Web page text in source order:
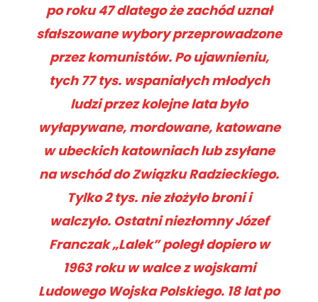
po roku 47 dlatego że zachód uznał
sfałszowane wybory przeprowadzone
przez komunistów. Po ujawnieniu,
tych 77 tys. wspaniałych młodych
ludzi przez kolejne lata było
wyłapywane, mordowane, katowane
w ubeckich katowniach lub zsyłane
na wschód do Związku Radzieckiego.
Tylko 2 tys. nie złożyło broni i
walczyło. Ostatni niezłomny Józef
Franczak „Lalek” poległ dopiero w
1963 roku w walce z wojskami
Ludowego Wojska Polskiego. 18 lat po